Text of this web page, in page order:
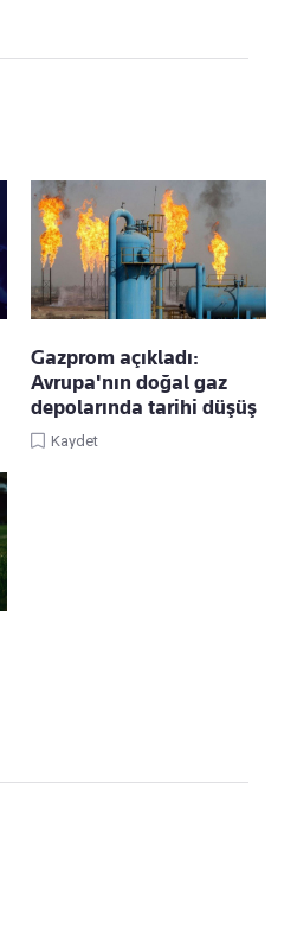
Gazprom açıkladı:
Avrupa'nın doğal gaz
depolarında tarihi düşüş
Kaydet